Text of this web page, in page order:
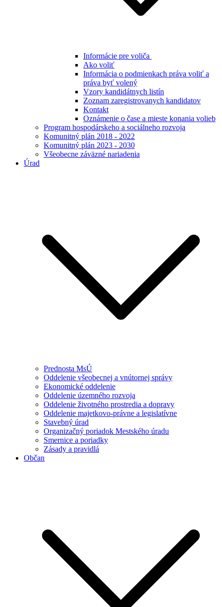
Informácie pre voliča
Ako voliť
Informácia o podmienkach práva voliť a
práva byť volený
Vzory kandidátnych listín
Zoznam zaregistrovanych kandidatov
Kontakt
Oznámenie o čase a mieste konania volieb
Program hospodárskeho a sociálneho rozvoja
Komunitný plán 2018 - 2022
Komunitný plán 2023 - 2030
Všeobecne záväzné nariadenia
Úrad
Prednosta MsÚ
Oddelenie všeobecnej a vnútornej správy
Ekonomické oddelenie
Oddelenie územného rozvoja
Oddelenie životného prostredia a dopravy
Oddelenie majetkovo-právne a legislatívne
Stavebný úrad
Organizačný poriadok Mestského úradu
Smernice a poriadky
Zásady a pravidlá
Občan